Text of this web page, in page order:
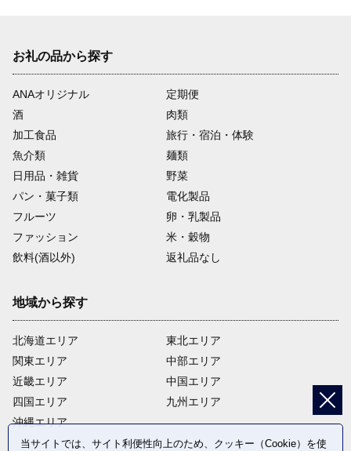
お礼の品から探す
ANAオリジナル
定期便
酒
肉類
加工食品
旅行・宿泊・体験
魚介類
麺類
日用品・雑貨
野菜
パン・菓子類
電化製品
フルーツ
卵・乳製品
ファッション
米・穀物
飲料(酒以外)
返礼品なし
地域から探す
北海道エリア
関東エリア
近畿エリア
四国エリア
沖縄エリア
東北エリア
中部エリア
中国エリア
九州エリア
当サイトでは、サイト利便性向上のため、クッキー（Cookie）を使